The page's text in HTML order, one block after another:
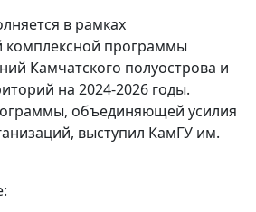
в рамках
комплексной программы
Камчатского полуострова и
на 2024-2026 годы.
объединяющей усилия
выступил КамГУ им.